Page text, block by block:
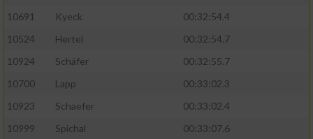
10691
Kyeck
00:32:54.4
10524
Hertel
00:32:54.7
10924
Schäfer
00:32:55.7
10700
Lapp
00:33:02.3
10923
Schaefer
00:33:02.4
10999
Spichal
00:33:07.6
Geräte anhand von aktiv angeforderten
Informationen identifizieren
Nicht-IAB-Verarbeitungszwecke:
Notwendig
Performance